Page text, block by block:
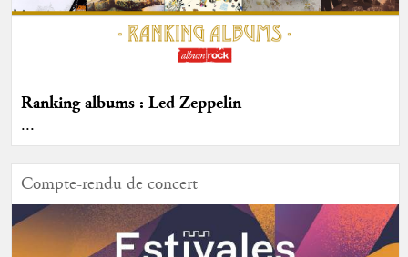
Ranking albums : Led Zeppelin
...
Compte-rendu de concert